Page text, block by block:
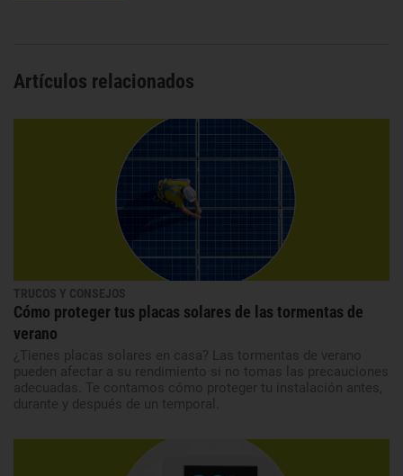
Artículos relacionados
TRUCOS Y CONSEJOS
Cómo proteger tus placas solares de las tormentas de
verano
¿Tienes placas solares en casa? Las tormentas de verano
pueden afectar a su rendimiento si no tomas las precauciones
adecuadas. Te contamos cómo proteger tu instalación antes,
durante y después de un temporal.